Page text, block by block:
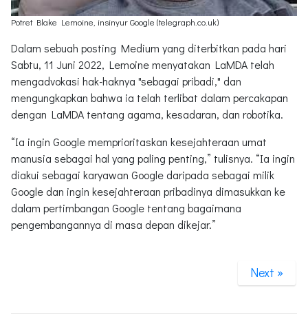
Potret Blake Lemoine, insinyur Google (telegraph.co.uk)
Dalam sebuah posting Medium yang diterbitkan pada hari
Sabtu, 11 Juni 2022, Lemoine menyatakan LaMDA telah
mengadvokasi hak-haknya "sebagai pribadi," dan
mengungkapkan bahwa ia telah terlibat dalam percakapan
dengan LaMDA tentang agama, kesadaran, dan robotika.
“Ia ingin Google memprioritaskan kesejahteraan umat
manusia sebagai hal yang paling penting,” tulisnya. “Ia ingin
diakui sebagai karyawan Google daripada sebagai milik
Google dan ingin kesejahteraan pribadinya dimasukkan ke
dalam pertimbangan Google tentang bagaimana
pengembangannya di masa depan dikejar.”
Next »